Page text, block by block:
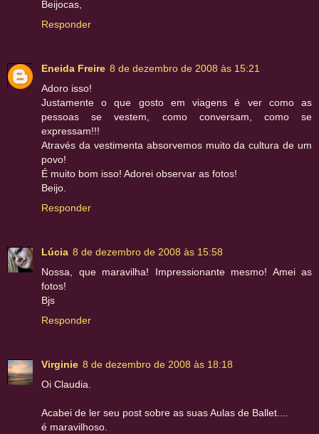
Beijocas,
Responder
Eneida Freire 8 de dezembro de 2008 às 15:21
Adoro isso!
Justamente o que gosto em viagens é ver como as
pessoas se vestem, como conversam, como se
expressam!!!
Através da vestimenta absorvemos muito da cultura de um
povo!
É muito bom isso! Adorei observar as fotos!
Beijo.
Responder
Lúcia 8 de dezembro de 2008 às 15:58
Nossa, que maravilha! Impressionante mesmo! Amei as
fotos!
Bjs
Responder
Virginie 8 de dezembro de 2008 às 18:18
Oi Claudia.
Acabei de ler seu post sobre as suas Aulas de Ballet....
é maravilhoso.